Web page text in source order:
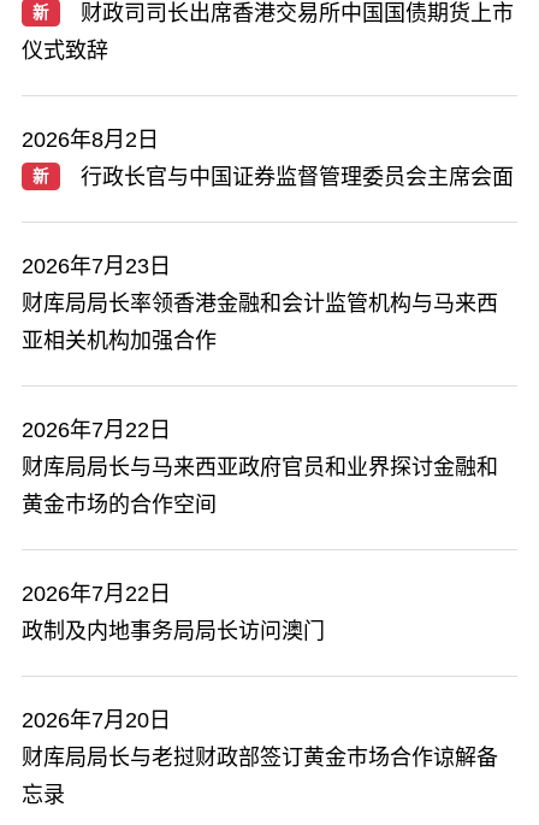
新
财政司司长出席香港交易所中国国债期货上市
仪式致辞
2026年8月2日
新 行政长官与中国证券监督管理委员会主席会面
2026年7月23日
财库局局长率领香港金融和会计监管机构与马来西
亚相关机构加强合作
2026年7月22日
​财库局局长与马来西亚政府官员和业界探讨金融和
黄金巿场的合作空间
2026年7月22日
政制及内地事务局局长访问澳门
2026年7月20日
​财库局局长与老挝财政部签订黄金巿场合作谅解备
忘录